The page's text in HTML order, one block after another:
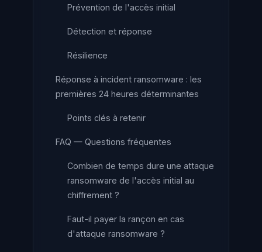
Prévention de l'accès initial
Détection et réponse
Résilience
Réponse à incident ransomware : les
premières 24 heures déterminantes
Points clés à retenir
FAQ — Questions fréquentes
Combien de temps dure une attaque
ransomware de l'accès initial au
chiffrement ?
Faut-il payer la rançon en cas
d'attaque ransomware ?